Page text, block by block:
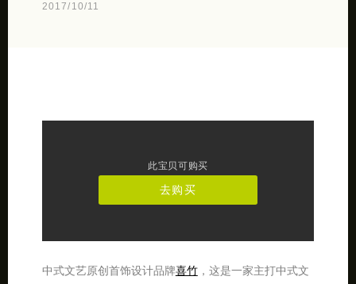
2017/10/11
此宝贝可购买
去购买
中式文艺原创首饰设计品牌喜竹，这是一家主打中式文